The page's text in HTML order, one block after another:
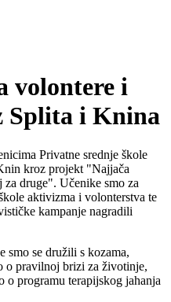
volontere i
Splita i Knina
Privatne srednje škole
kroz projekt "Najjača
druge". Učenike smo za
aktivizma i volonterstva te
kampanje nagradili
smo se družili s kozama,
o pravilnoj brizi za životinje,
o programu terapijskog jahanja